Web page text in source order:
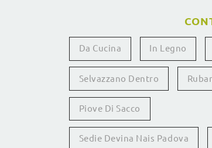
Da Cucina In Legno
Selvazzano Dentro
Piove Di Sacco
Sedie Devina Nais Padova